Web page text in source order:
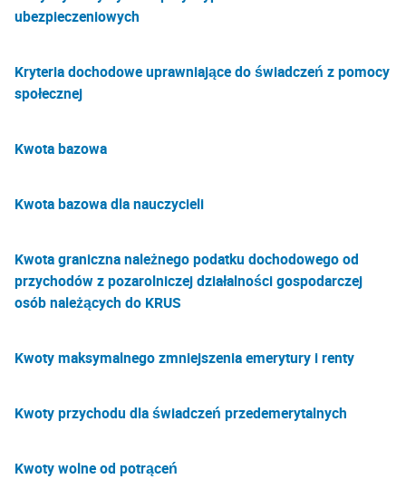
ubezpieczeniowych
Kryteria dochodowe uprawniające do świadczeń z pomocy
społecznej
Kwota bazowa
Kwota bazowa dla nauczycieli
Kwota graniczna należnego podatku dochodowego od
przychodów z pozarolniczej działalności gospodarczej
osób należących do KRUS
Kwoty maksymalnego zmniejszenia emerytury i renty
Kwoty przychodu dla świadczeń przedemerytalnych
Kwoty wolne od potrąceń